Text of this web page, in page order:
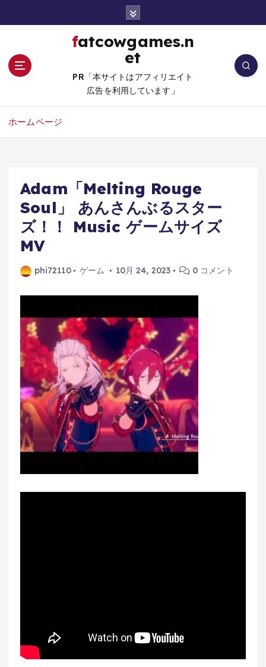
fatcowgames.n
et
PR「本サイトはアフィリエイト
広告を利用しています」
ホームページ
Adam「Melting Rouge
Soul」 あんさんぶるスター
ズ！！ Music ゲームサイズ
MV
phi72110 ゲーム 10月 24, 2023 0 コメント